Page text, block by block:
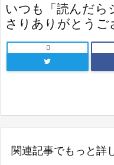
いつも「読んだら
さりありがとうご

関連記事でもっと詳